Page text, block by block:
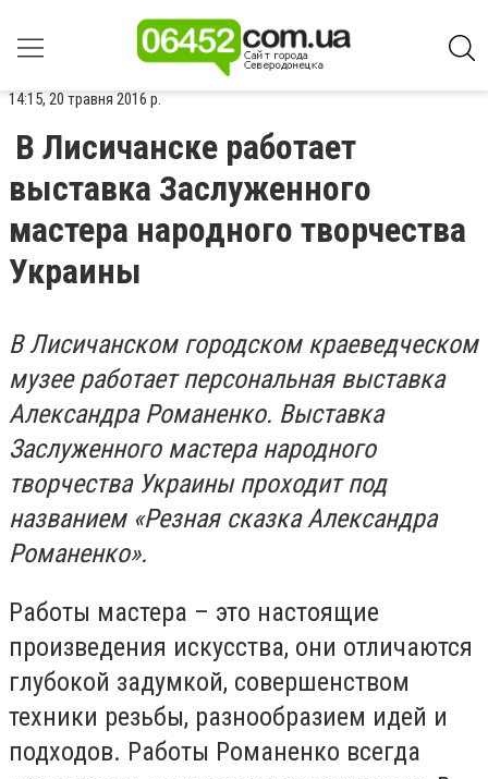
14:15, 20 травня 2016 р.
В Лисичанске работает
выставка Заслуженного
мастера народного творчества
Украины
В Лисичанском городском краеведческом
музее работает персональная выставка
Александра Романенко. Выставка
Заслуженного мастера народного
творчества Украины проходит под
названием «Резная сказка Александра
Романенко».
Работы мастера – это настоящие
произведения искусства, они отличаются
глубокой задумкой, совершенством
техники резьбы, разнообразием идей и
подходов. Работы Романенко всегда